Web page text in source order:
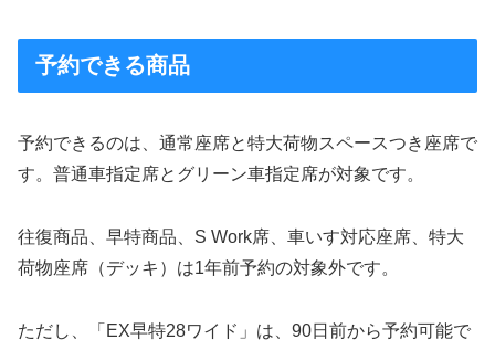
予約できる商品
予約できるのは、通常座席と特大荷物スペースつき座席で
す。普通車指定席とグリーン車指定席が対象です。
往復商品、早特商品、S Work席、車いす対応座席、特大
荷物座席（デッキ）は1年前予約の対象外です。
ただし、「EX早特28ワイド」は、90日前から予約可能で